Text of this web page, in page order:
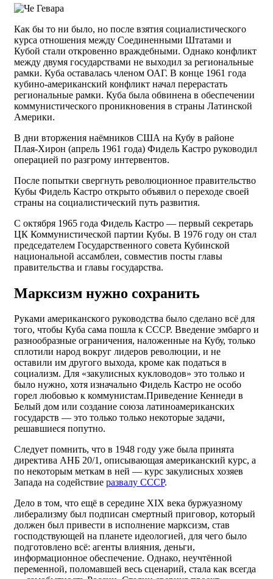
Как бы то ни было, но после взятия социалистического
курса отношения между Соединенными Штатами и
Кубой стали откровенно враждебными. Однако конфликт
между двумя государствами не выходил за региональные
рамки. Куба оставалась членом ОАГ. В конце 1961 года
кубино-американский конфликт начал перерастать
региональные рамки. Куба была обвинена в обеспечении
коммунистического проникновения в страны Латинской
Америки.
В дни вторжения наёмников США на Кубу в районе
Плая-Хирон (апрель 1961 года) Фидель Кастро руководил
операцией по разгрому интервентов.
После попытки свергнуть революционное правительство
Кубы Фидель Кастро открыто объявил о переходе своей
страны на социалистический путь развития.
С октября 1965 года Фидель Кастро — первый секретарь
ЦК Коммунистической партии Кубы. В 1976 году он стал
председателем Государственного совета Кубинской
национальной ассамблеи, совместив посты главы
правительства и главы государства.
Марксизм нужно сохранить
Руками американского руководства было сделано всё для
того, чтобы Куба сама пошла к СССР. Введение эмбарго и
разнообразные ограничения, наложенные на Кубу, только
сплотили народ вокруг лидеров революции, и не
оставили им другого выхода, кроме как податься в
социализм. Для «закулисных кукловодов» это только и
было нужно, хотя изначально Фидель Кастро не особо
горел любовью к коммунистам.Приведение Кеннеди в
Белый дом или создание союза латиноамериканских
государств — это только только некоторые задачи,
решавшиеся попутно.
Следует помнить, что в 1948 году уже была принята
директива АНБ 20/1, описывающая американский курс, а
по некоторым меткам в ней — курс закулисных хозяев
Запада на содействие развалу СССР.
Дело в том, что ещё в середине XIX века буржуазному
либерализму был подписан смертный приговор, который
должен был привести в исполнение марксизм, став
господствующей на планете идеологией, для чего было
подготовлено всё: агенты влияния, деньги,
информационное обеспечение. Однако, неучтённой
переменной, поломавшей весь сценарий, стала как всегда